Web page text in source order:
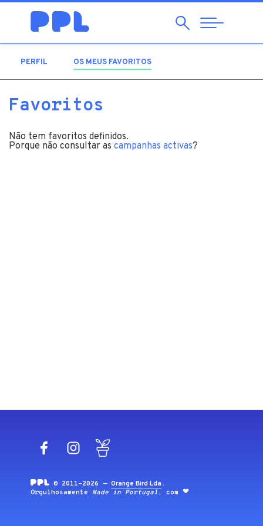
Pesquisar
Abrir
Navegação
PERFIL OS MEUS FAVORITOS
Favoritos
Não tem favoritos definidos.
Porque não consultar as campanhas activas?
FacebookInstagram
© 2011-2026 —Orange Bird Lda .
Orgulhosamente Made in Portugal , com